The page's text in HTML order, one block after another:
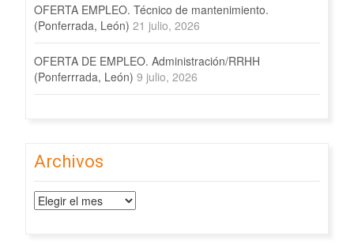
OFERTA EMPLEO. Técnico de mantenimiento.
(Ponferrada, León) 21 julio, 2026
OFERTA DE EMPLEO. Administración/RRHH
(Ponferrrada, León) 9 julio, 2026
Archivos
Archivos